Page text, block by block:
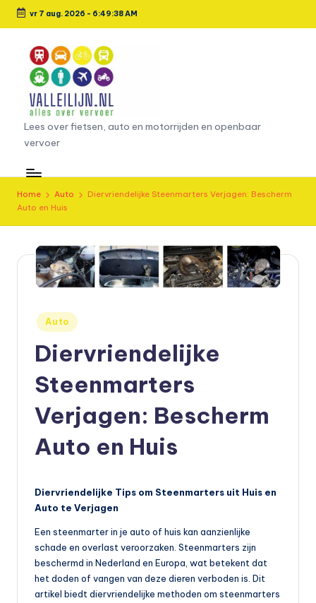
Ga
inhoud
vr 7 aug. 2026 - 6:49:39 AM
L
e
e
s
o
o
Lees over fietsen, auto en motorrijden en openbaar
vervoer
Home Auto
Diervriendelijke Steenmarters Verjagen: Bescherm
Auto en Huis
Geplaatst
in
Auto
Diervriendelijke
Steenmarters
Verjagen: Bescherm
Auto en Huis
Diervriendelijke Tips om Steenmarters uit Huis en
Auto te Verjagen
Een steenmarter in je auto of huis kan aanzienlijke
schade en overlast veroorzaken. Steenmarters zijn
beschermd in Nederland en Europa, wat betekent dat
het doden of vangen van deze dieren verboden is. Dit
artikel biedt diervriendelijke methoden om steenmarters